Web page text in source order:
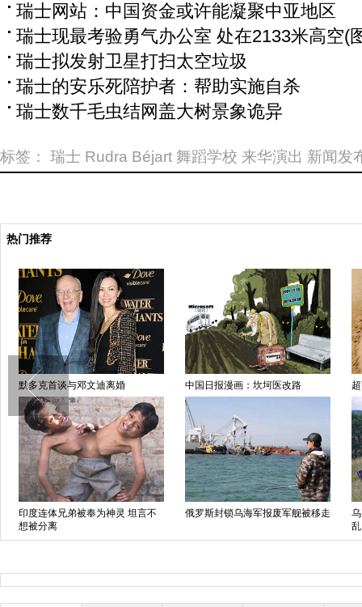
瑞士网站：中国资金或许能凝聚中亚地区
瑞士现最考验勇气办公室 处在2133米高空(
瑞士拟发射卫星打扫太空垃圾
瑞士的安乐死陪护者：帮助实施自杀
瑞士数千毛虫结网盖大树景象诡异
标签： 瑞士 Rudra Béjart 舞蹈学校 来华演出 新闻发
热门推荐
默多克首谈与邓文迪离婚 中国日报漫画：坎坷医改路
印度连体兄弟被奉为神灵 坦言不
想被分离
俄罗斯封锁乌海军报废军舰被移走